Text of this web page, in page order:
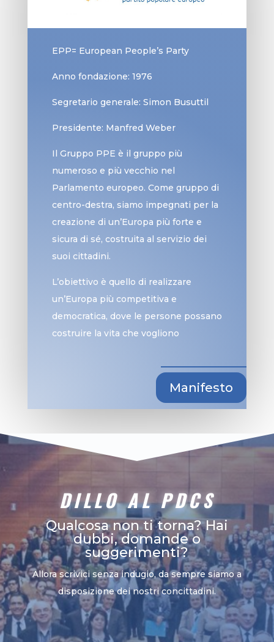
EPP= European People’s Party
Anno fondazione: 1976
Segretario generale: Simon Busuttil
Presidente: Manfred Weber
Il Gruppo PPE è il gruppo più
numeroso e più vecchio nel
Parlamento europeo. Come gruppo di
centro-destra, siamo impegnati per la
creazione di un’Europa più forte e
sicura di sé, costruita al servizio dei
suoi cittadini.
L’obiettivo è quello di realizzare
un’Europa più competitiva e
democratica, dove le persone possano
costruire la vita che vogliono
Manifesto
DILLO AL PDCS
Qualcosa non ti torna? Hai
dubbi, domande o
suggerimenti?
Allora scrivici senza indugio, da sempre siamo a
disposizione dei nostri concittadini.